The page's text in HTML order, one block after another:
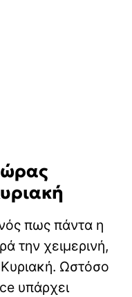
ώρας
πως πάντα η
την χειμερινή,
Κυριακή. Ωστόσο
υπάρχει